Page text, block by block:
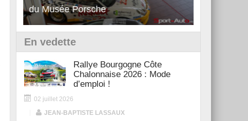
du Musée Porsche
En vedette
Rallye Bourgogne Côte
Chalonnaise 2026 : Mode
d’emploi !
02 juillet 2026
JEAN-BAPTISTE LASSAUX